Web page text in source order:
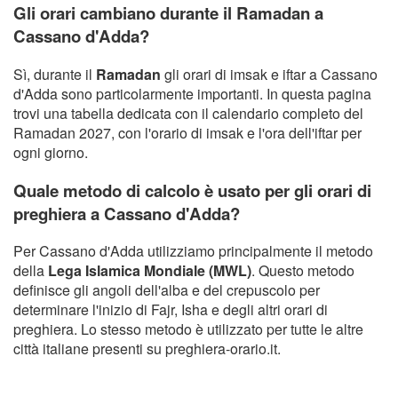
Gli orari cambiano durante il Ramadan a
Cassano d'Adda?
Sì, durante il Ramadan gli orari di imsak e iftar a Cassano
d'Adda sono particolarmente importanti. In questa pagina
trovi una tabella dedicata con il calendario completo del
Ramadan 2027, con l'orario di imsak e l'ora dell'iftar per
ogni giorno.
Quale metodo di calcolo è usato per gli orari di
preghiera a Cassano d'Adda?
Per Cassano d'Adda utilizziamo principalmente il metodo
della Lega Islamica Mondiale (MWL). Questo metodo
definisce gli angoli dell'alba e del crepuscolo per
determinare l'inizio di Fajr, Isha e degli altri orari di
preghiera. Lo stesso metodo è utilizzato per tutte le altre
città italiane presenti su preghiera-orario.it.